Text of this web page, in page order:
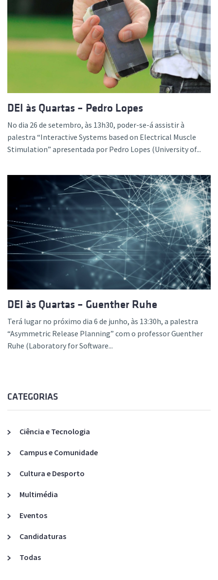
DEI às Quartas – Pedro Lopes
No dia 26 de setembro, às 13h30, poder-se-á assistir à
palestra “Interactive Systems based on Electrical Muscle
Stimulation” apresentada por Pedro Lopes (University of...
DEI às Quartas – Guenther Ruhe
Terá lugar no próximo dia 6 de junho, às 13:30h, a palestra
“Asymmetric Release Planning” com o professor Guenther
Ruhe (Laboratory for Software...
CATEGORIAS
Ciência e Tecnologia
Campus e Comunidade
Cultura e Desporto
Multimédia
Eventos
Candidaturas
Todas